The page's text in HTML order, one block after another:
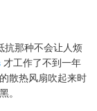
抗那种不会让人烦
才工作了不到一年
散热风扇吹起来时
。